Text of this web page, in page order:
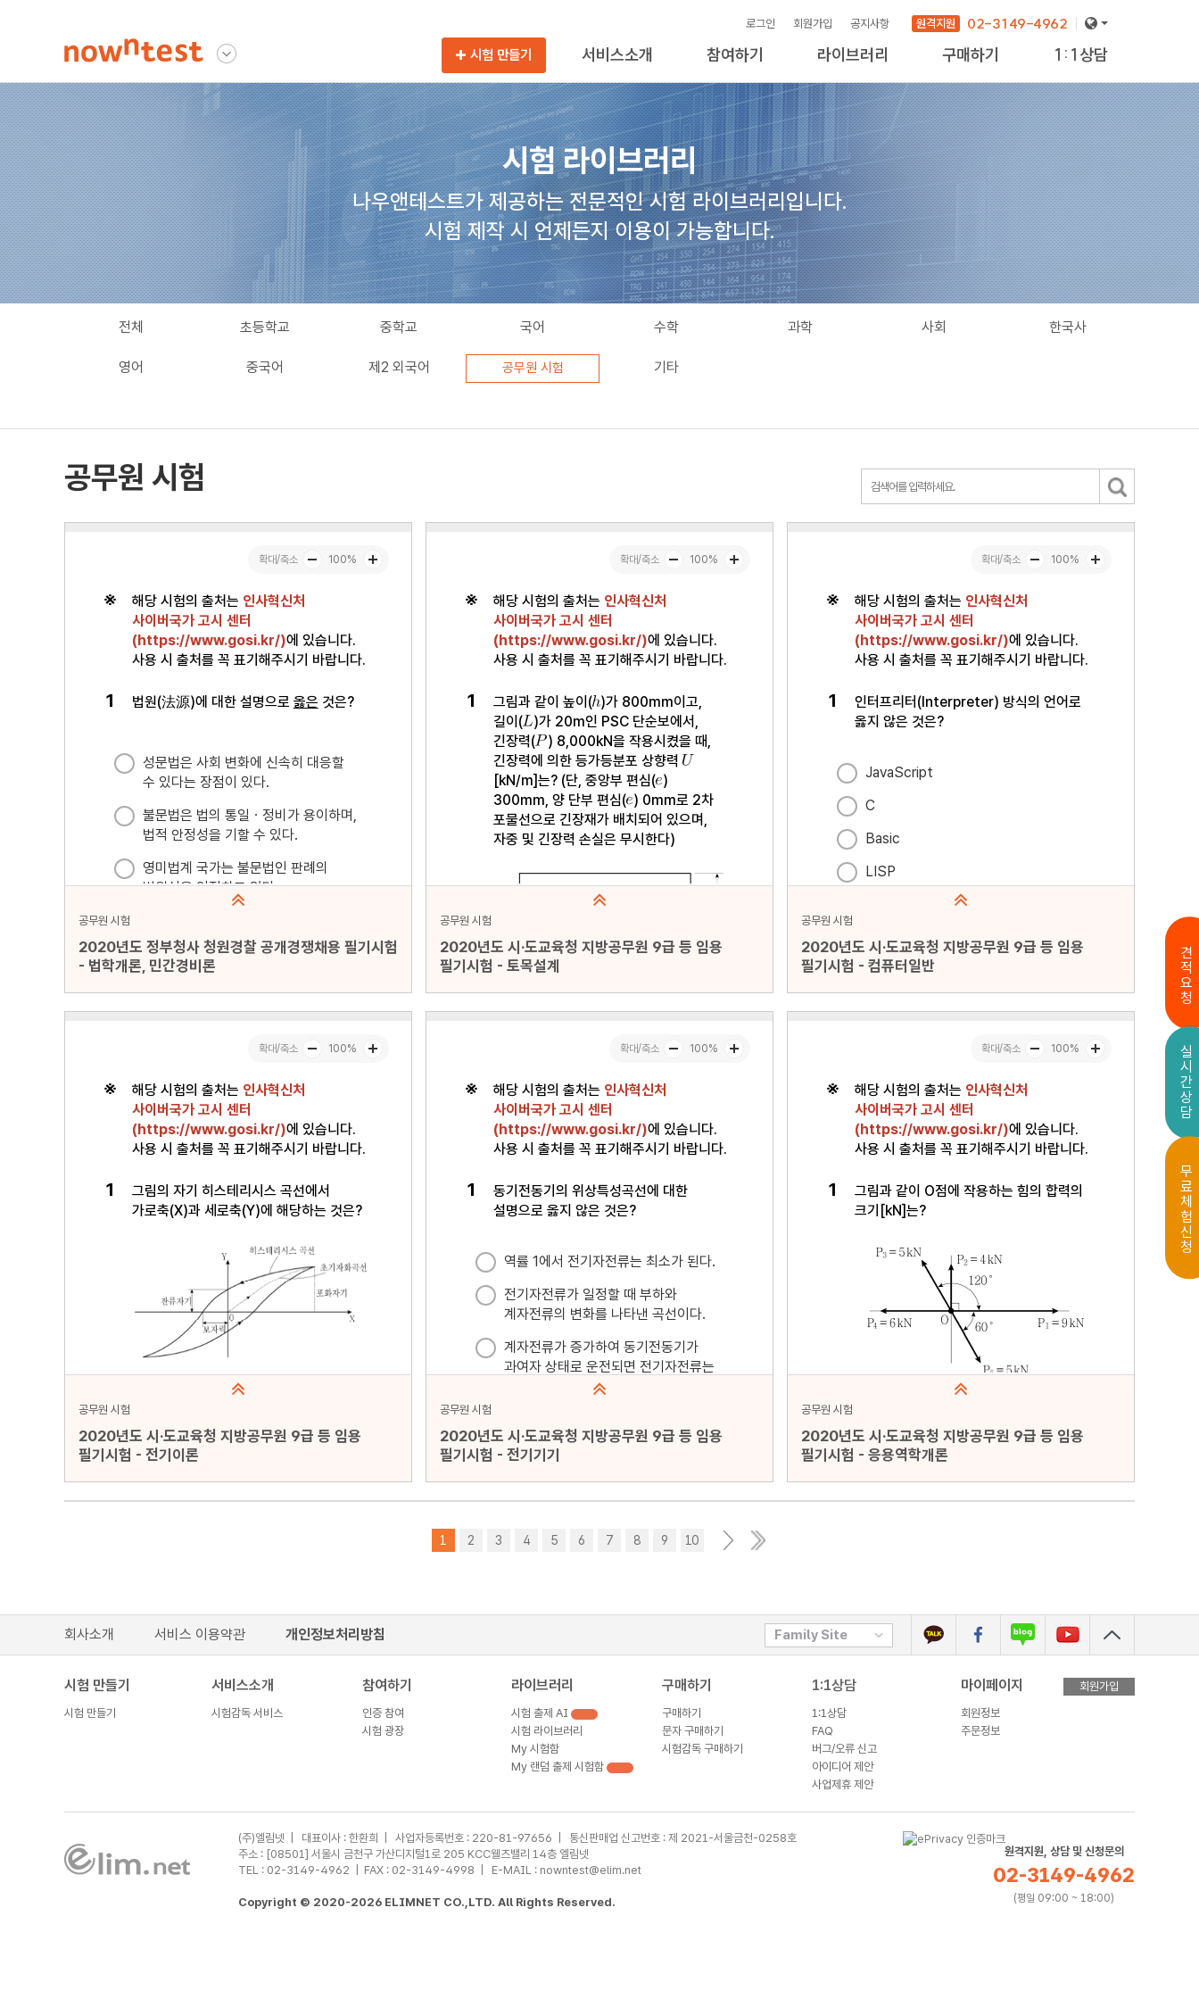
다른사이트 보기
로그인 회원가입 공지사항 원격지원
02-3149-4962
시험 만들기
서비스소개 참여하기 라이브러리 구매하기 1:1상담
시험 라이브러리
나우앤테스트가 제공하는 전문적인 시험 라이브러리입니다.
시험 제작 시 언제든지 이용이 가능합니다.
전체 초등학교 중학교 국어 수학 과학 사회 한국사
영어 중국어 제2 외국어 공무원 시험 기타
공무원 시험
공무원 시험
2020년도 정부청사 청원경찰 공개경쟁채용 필기시험
- 법학개론, 민간경비론
문항수 : 40문항
미리보기
공무원 시험
2020년도 시·도교육청 지방공무원 9급 등 임용
필기시험 - 토목설계
문항수 : 20문항
미리보기
공무원 시험
2020년도 시·도교육청 지방공무원 9급 등 임용
필기시험 - 컴퓨터일반
문항수 : 20문항
미리보기
공무원 시험
2020년도 시·도교육청 지방공무원 9급 등 임용
필기시험 - 전기이론
문항수 : 20문항
공무원 시험
2020년도 시·도교육청 지방공무원 9급 등 임용
필기시험 - 전기기기
문항수 : 20문항
페이지 : 1페이지
문항 무작위화 : 미포함
공무원 시험
2020년도 시·도교육청 지방공무원 9급 등 임용
필기시험 - 응용역학개론
문항수 : 20문항
1 2 3 4 5 6 7 8 9 10 >
회사소개 서비스 이용약관 개인정보처리방침 Family Site
시험 만들기
시험 만들기
서비스소개
시험감독 서비스
참여하기
인증 참여
시험 광장
라이브러리
시험 출제 AI
시험 라이브러리
My 시험함
My 랜덤 출제 시험함
구매하기
구매하기
문자 구매하기
시험감독 구매하기
1:1상담
1:1상담
FAQ
버그/오류 신고
아이디어 제안
사업제휴 제안
마이페이지
회원정보
주문정보
회원가입
(주)엘림넷 | 대표이사 : 한환희 | 사업자등록번호 : 220-81-97656 | 통신판매업 신고번호 : 제 2021-서울금천-0258호
주소 : [08501] 서울시 금천구 가산디지털1로 205 KCC웰츠밸리 14층 엘림넷
TEL : 02-3149-4962 | FAX : 02-3149-4998 | E-MAIL : nowntest@elim.net
Copyright © 2020-2026 ELIMNET CO.,LTD. All Rights Reserved.
원격지원, 상담 및 신청문의
02-3149-4962
(평일 09:00 ~ 18:00)
견적요청
실시간상담
무료체험신청